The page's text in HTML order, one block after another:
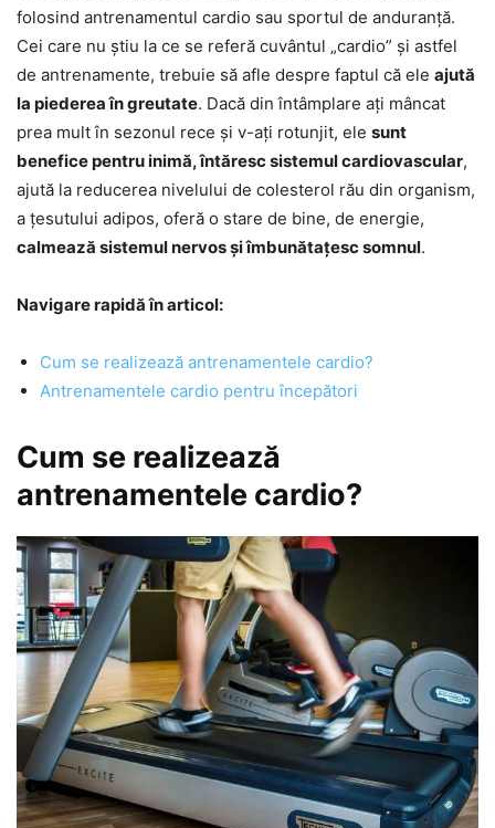
folosind antrenamentul cardio sau sportul de anduranță.
Cei care nu știu la ce se referă cuvântul „cardio” și astfel
de antrenamente, trebuie să afle despre faptul că ele ajută
la piederea în greutate. Dacă din întâmplare ați mâncat
prea mult în sezonul rece și v-ați rotunjit, ele sunt
benefice pentru inimă, întăresc sistemul cardiovascular,
ajută la reducerea nivelului de colesterol rău din organism,
a țesutului adipos, oferă o stare de bine, de energie,
calmează sistemul nervos și îmbunătațesc somnul.
Navigare rapidă în articol:
Cum se realizează antrenamentele cardio?
Antrenamentele cardio pentru începători
Cum se realizează
antrenamentele cardio?